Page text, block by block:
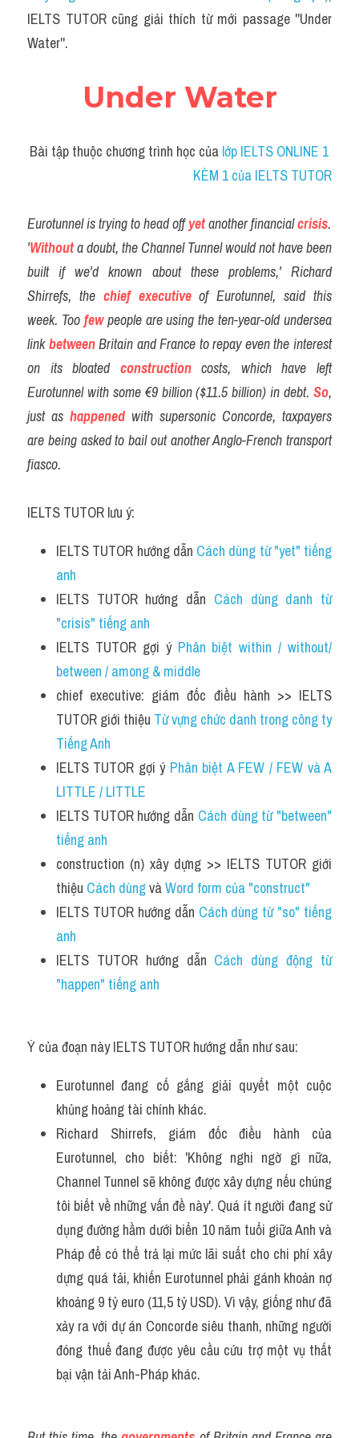
Social Issues
Đề thi THPT
IELTS Advice
Speaking
Writing
Reading
Đề thi thật IELTS Reading
Vocabulary
Education
Business
IELTS TUTOR cũng giải thích từ mới passage ''Under
Water''.
Under Water
Bài tập thuộc chương trình học của lớp IELTS ONLINE 1
KÈM 1 của IELTS TUTOR
Eurotunnel is trying to head off yet anotherfinancialcrisis.
'Without a doubt, the Channel Tunnel would not have been
built if we'd known about these problems,' Richard
Shirrefs, the chief executive of Eurotunnel, said this
week. Too few people are using the ten-year-old undersea
link between Britain and France to repay even the interest
on its bloated construction costs, which have left
Eurotunnel with some €9 billion ($11.5 billion) in debt. So,
just as happened with supersonic Concorde, taxpayers
are being asked to bail out another Anglo-French transport
fiasco.
IELTS TUTOR lưu ý:
IELTS TUTOR hướng dẫn Cách dùng từ "yet" tiếng
anh
IELTS TUTOR hướng dẫn Cách dùng danh từ
"crisis" tiếng anh
IELTS TUTOR gợi ý Phân biệt within / without/
between / among & middle
chief executive: giám đốc điều hành >> IELTS
TUTOR giới thiệu Từ vựng chức danh trong công ty
Tiếng Anh
IELTS TUTOR gợi ý Phân biệt A FEW / FEW và A
LITTLE / LITTLE
IELTS TUTOR hướng dẫn Cách dùng từ "between"
tiếng anh
construction (n) xây dựng >> IELTS TUTOR giới
thiệu Cách dùng và Word form của "construct"
IELTS TUTOR hướng dẫn Cách dùng từ "so" tiếng
anh
IELTS TUTOR hướng dẫn Cách dùng động từ
"happen" tiếng anh
Ý của đoạn này IELTS TUTOR hướng dẫn như sau:
Eurotunnel đang cố gắng giải quyết một cuộc
khủng hoảng tài chính khác.
Richard Shirrefs, giám đốc điều hành của
Eurotunnel, cho biết: 'Không nghi ngờ gì nữa,
Channel Tunnel sẽ không được xây dựng nếu chúng
tôi biết về những vấn đề này'. Quá ít người đang sử
dụng đường hầm dưới biển 10 năm tuổi giữa Anh và
Pháp để có thể trả lại mức lãi suất cho chi phí xây
dựng quá tải, khiến Eurotunnel phải gánh khoản nợ
khoảng 9 tỷ euro (11,5 tỷ USD). Vì vậy, giống như đã
xảy ra với dự án Concorde siêu thanh, những người
đóng thuế đang được yêu cầu cứu trợ một vụ thất
bại vận tải Anh-Pháp khác.